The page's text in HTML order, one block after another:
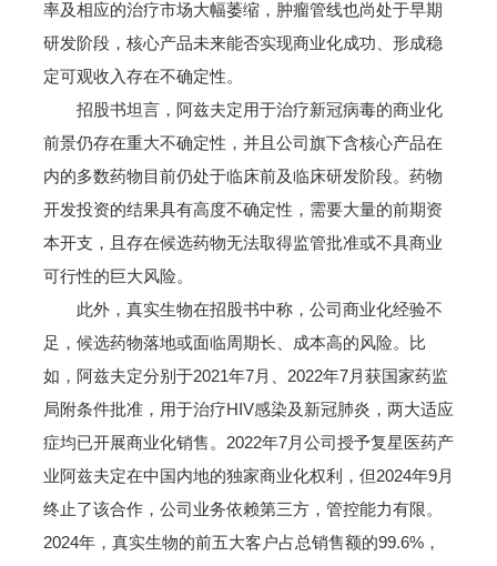
率及相应的治疗市场大幅萎缩，肿瘤管线也尚处于早期
研发阶段，核心产品未来能否实现商业化成功、形成稳
定可观收入存在不确定性。
招股书坦言，阿兹夫定用于治疗新冠病毒的商业化
前景仍存在重大不确定性，并且公司旗下含核心产品在
内的多数药物目前仍处于临床前及临床研发阶段。药物
开发投资的结果具有高度不确定性，需要大量的前期资
本开支，且存在候选药物无法取得监管批准或不具商业
可行性的巨大风险。
此外，真实生物在招股书中称，公司商业化经验不
足，候选药物落地或面临周期长、成本高的风险。比
如，阿兹夫定分别于2021年7月、2022年7月获国家药监
局附条件批准，用于治疗HIV感染及新冠肺炎，两大适应
症均已开展商业化销售。2022年7月公司授予复星医药产
业阿兹夫定在中国内地的独家商业化权利，但2024年9月
终止了该合作，公司业务依赖第三方，管控能力有限。
2024年，真实生物的前五大客户占总销售额的99.6%，